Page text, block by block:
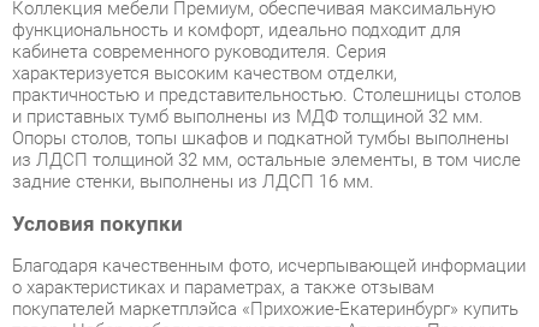
практичностью и представительностью. Столешницы столов
и приставных тумб выполнены из МДФ толщиной 32 мм.
Опоры столов, топы шкафов и подкатной тумбы выполнены
из ЛДСП толщиной 32 мм, остальные элементы, в том числе
задние стенки, выполнены из ЛДСП 16 мм.
Условия покупки
Благодаря качественным фото, исчерпывающей информации
о характеристиках и параметрах, а также отзывам
покупателей маркетплэйса «Прихожие-Екатеринбург» купить
товар «Набор мебели для руководителя Альтерна Премиум
Набор 1 Аттика» категории Готовые комплекты производства
Альтерна с доставкой из Екатеринбурга по цене со скидкой и
гарантией от производителя не составит труда.